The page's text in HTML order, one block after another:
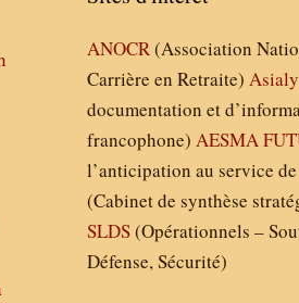
ANOCR(Association
Carrière en Retraite)
documentation et
francophone)AESMA
l’anticipation au service
(Cabinet de synthèse
SLDS(Opérationnels –
Défense, Sécurité)